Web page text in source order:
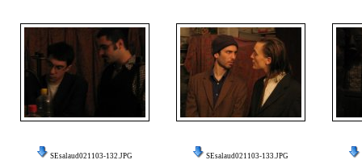
SEsalaud021103-132.JPG SEsalaud021103-133.JPG